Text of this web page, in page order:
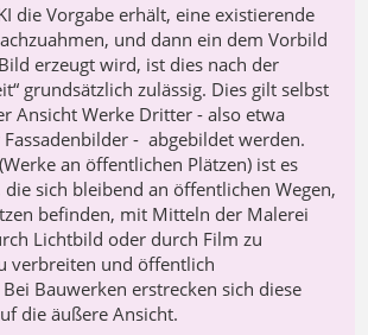
die Vorgabe erhält, eine existierende
und dann ein dem Vorbild
erzeugt wird, ist dies nach der
grundsätzlich zulässig. Dies gilt selbst
Ansicht Werke Dritter - also etwa
- abgebildet werden.
an öffentlichen Plätzen) ist es
die sich bleibend an öffentlichen Wegen,
befinden, mit Mitteln der Malerei
Lichtbild oder durch Film zu
verbreiten und öffentlich
Bauwerken erstrecken sich diese
die äußere Ansicht.